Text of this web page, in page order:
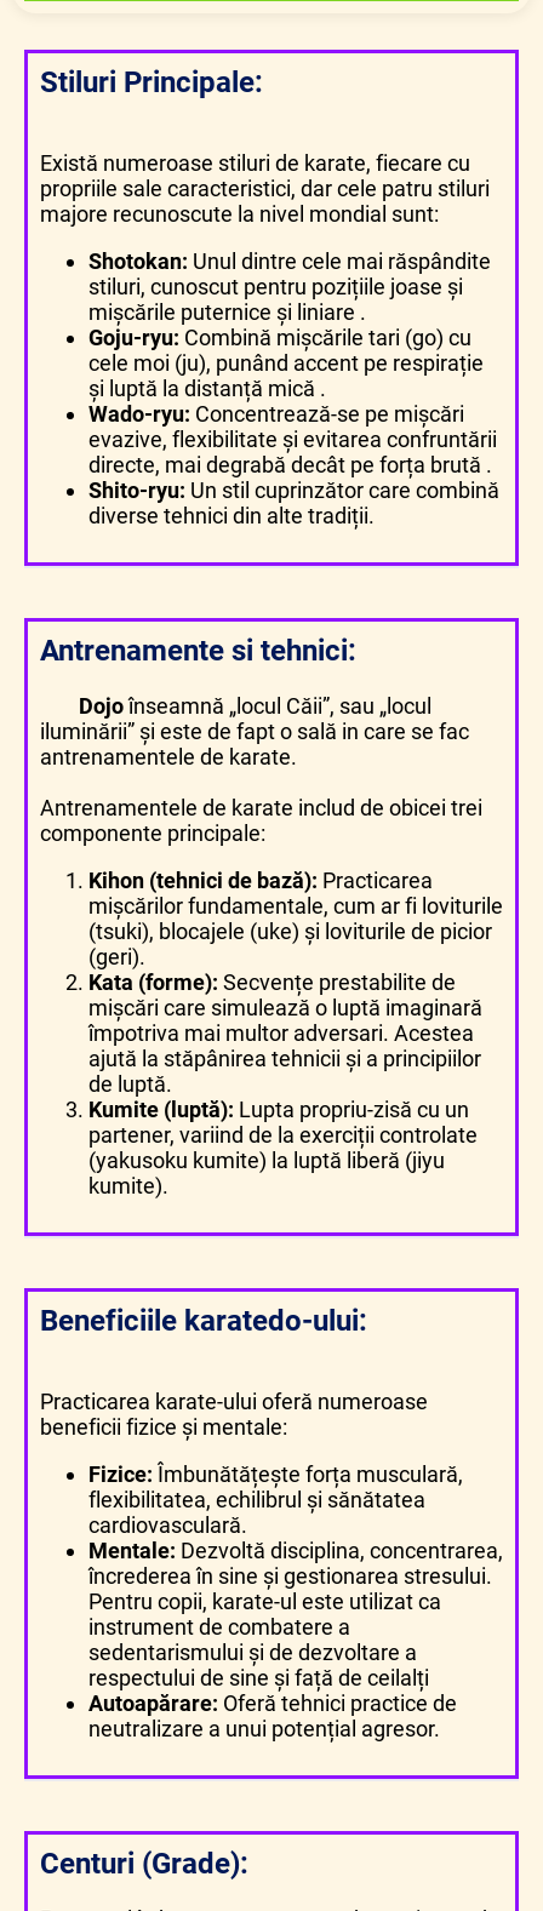
Stiluri Principale:
Există numeroase stiluri de karate, fiecare cu
propriile sale caracteristici, dar cele patru stiluri
majore recunoscute la nivel mondial sunt:
Shotokan: Unul dintre cele mai răspândite
stiluri, cunoscut pentru pozițiile joase și
mișcările puternice și liniare .
Goju-ryu: Combină mișcările tari (go) cu
cele moi (ju), punând accent pe respirație
și luptă la distanță mică .
Wado-ryu: Concentrează-se pe mișcări
evazive, flexibilitate și evitarea confruntării
directe, mai degrabă decât pe forța brută .
Shito-ryu: Un stil cuprinzător care combină
diverse tehnici din alte tradiții.
Antrenamente si tehnici:
Dojoînseamnă „locul Căii”, sau „locul
iluminării” și este de fapt o sală in care se fac
antrenamentele de karate.
Antrenamentele de karate includ de obicei trei
componente principale:
Kihon (tehnici de bază): Practicarea
mișcărilor fundamentale, cum ar fi loviturile
(tsuki), blocajele (uke) și loviturile de picior
(geri).
Kata (forme): Secvențe prestabilite de
mișcări care simulează o luptă imaginară
împotriva mai multor adversari. Acestea
ajută la stăpânirea tehnicii și a principiilor
de luptă.
Kumite (luptă): Lupta propriu-zisă cu un
partener, variind de la exerciții controlate
(yakusoku kumite) la luptă liberă (jiyu
kumite).
Beneficiile karatedo-ului:
Practicarea karate-ului oferă numeroase
beneficii fizice și mentale:
Fizice: Îmbunătățește forța musculară,
flexibilitatea, echilibrul și sănătatea
cardiovasculară.
Mentale: Dezvoltă disciplina, concentrarea,
încrederea în sine și gestionarea stresului.
Pentru copii, karate-ul este utilizat ca
instrument de combatere a
sedentarismului și de dezvoltare a
respectului de sine și față de ceilalți
Autoapărare: Oferă tehnici practice de
neutralizare a unui potențial agresor.
Centuri (Grade):